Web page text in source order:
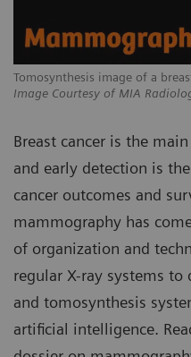
Tomosynthesis image of a
Image Courtesy of MIA
Breast cancer is the
and early detection is
cancer outcomes and
mammography has
of organization and
regular X-ray systems
and tomosynthesis
artificial intelligence.